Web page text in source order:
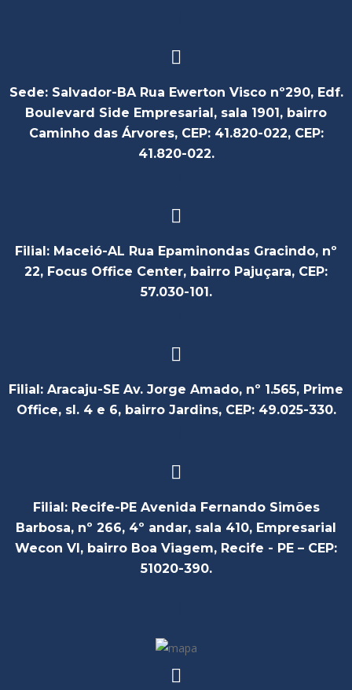
Sede: Salvador-BA Rua Ewerton Visco nº290, Edf.
Boulevard Side Empresarial, sala 1901, bairro
Caminho das Árvores, CEP: 41.820-022, CEP:
41.820-022.
Filial: Maceió-AL Rua Epaminondas Gracindo, nº
22, Focus Office Center, bairro Pajuçara, CEP:
57.030-101.
Filial: Aracaju-SE Av. Jorge Amado, nº 1.565, Prime
Office, sl. 4 e 6, bairro Jardins, CEP: 49.025-330.
Filial: Recife-PE Avenida Fernando Simões
Barbosa, nº 266, 4º andar, sala 410, Empresarial
Wecon VI, bairro Boa Viagem, Recife - PE – CEP:
51020-390.